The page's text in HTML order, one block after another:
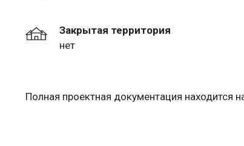
Закрытая территория
нет
Полная проектная документация находится